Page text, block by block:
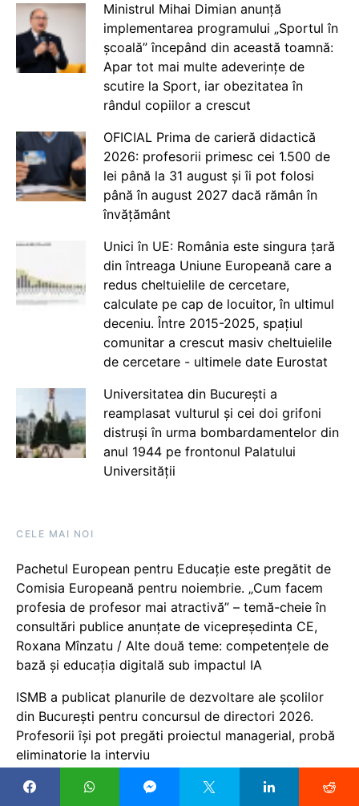
Ministrul Mihai Dimian anunță
implementarea programului „Sportul în
școală” începând din această toamnă:
Apar tot mai multe adeverințe de
scutire la Sport, iar obezitatea în
rândul copiilor a crescut
OFICIAL Prima de carieră didactică
2026: profesorii primesc cei 1.500 de
lei până la 31 august și îi pot folosi
până în august 2027 dacă rămân în
învățământ
Unici în UE: România este singura țară
din întreaga Uniune Europeană care a
redus cheltuielile de cercetare,
calculate pe cap de locuitor, în ultimul
deceniu. Între 2015-2025, spațiul
comunitar a crescut masiv cheltuielile
de cercetare - ultimele date Eurostat
Universitatea din București a
reamplasat vulturul și cei doi grifoni
distruși în urma bombardamentelor din
anul 1944 pe frontonul Palatului
Universității
CELE MAI NOI
Pachetul European pentru Educație este pregătit de
Comisia Europeană pentru noiembrie. „Cum facem
profesia de profesor mai atractivă” – temă-cheie în
consultări publice anunțate de vicepreședinta CE,
Roxana Mînzatu / Alte două teme: competențele de
bază și educația digitală sub impactul IA
ISMB a publicat planurile de dezvoltare ale școlilor
din București pentru concursul de directori 2026.
Profesorii își pot pregăti proiectul managerial, probă
eliminatorie la interviu
UPDATE Sesiunea de toamnă BAC 2026. Proba scrisă